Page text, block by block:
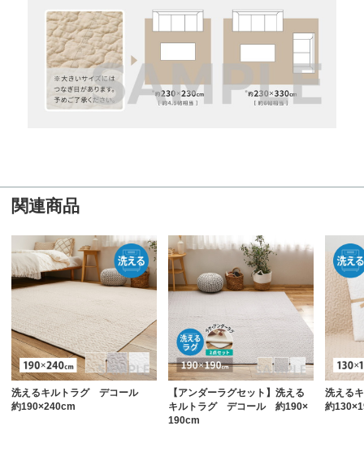
関連商品
洗えるキルトラグ デコール
約190×240cm
【アンダーラグセット】洗える
キルトラグ デコール 約190×
190cm
洗える
約